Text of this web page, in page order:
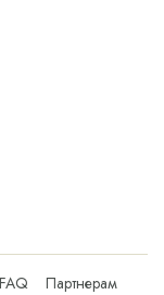
FAQ
Партнерам